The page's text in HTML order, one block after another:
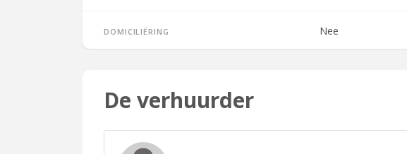
Domiciliëring Nee
De verhuurder